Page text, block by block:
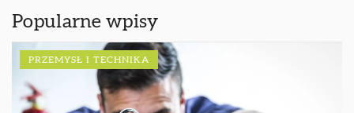
Popularne wpisy
PRZEMYSŁ I TECHNIKA